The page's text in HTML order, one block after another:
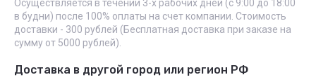
Осуществляется в течении 3-х рабочих дней (с 9:00 до 18:00
в будни) после 100% оплаты на счет компании. Стоимость
доставки - 300 рублей (Бесплатная доставка при заказе на
сумму от 5000 рублей).
Доставка в другой город или регион РФ